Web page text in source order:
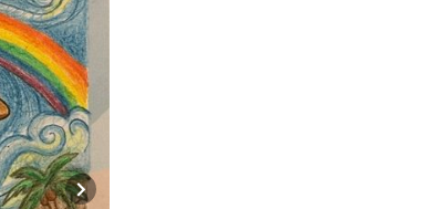
Next slide